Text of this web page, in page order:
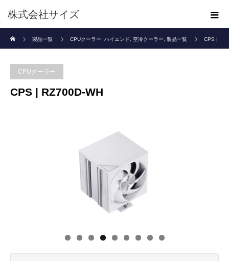
株式会社サイズ
製品一覧
CPUクーラー ハイエンド 空冷クーラー 製品一覧 CPS |
CPUクーラー
CPS | RZ700D-WH